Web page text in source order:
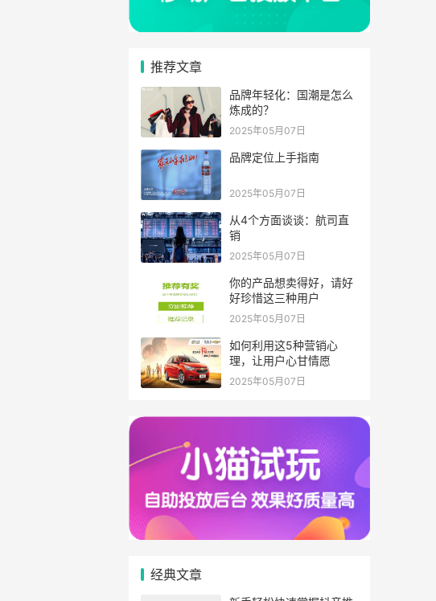
推荐文章
品牌年轻化：国潮是怎么
炼成的？
2025年05月07日
品牌定位上手指南
2025年05月07日
从4个方面谈谈：航司直
销
2025年05月07日
你的产品想卖得好，请好
好珍惜这三种用户
2025年05月07日
如何利用这5种营销心
理，让用户心甘情愿
2025年05月07日
经典文章